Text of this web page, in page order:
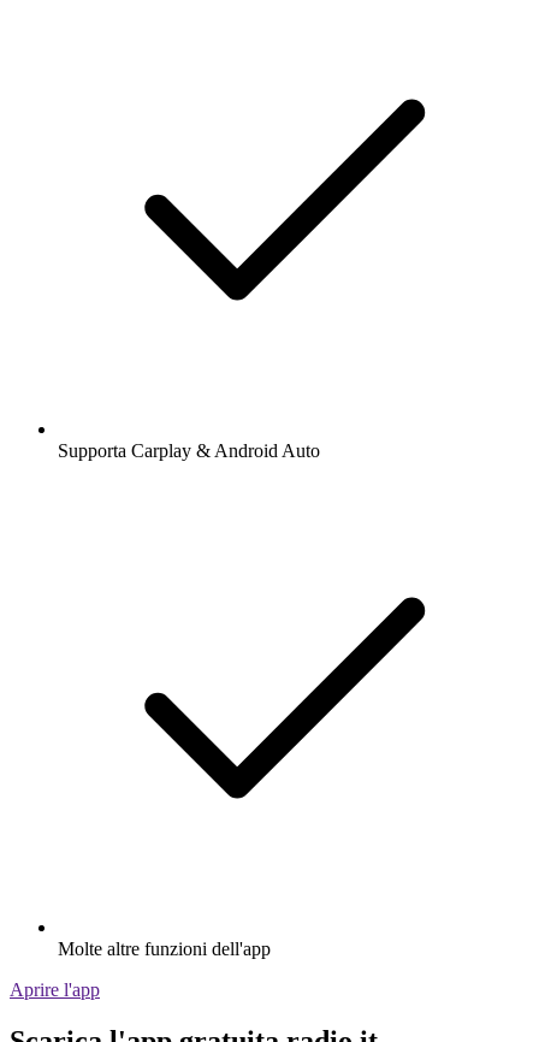
Supporta Carplay & Android Auto
Molte altre funzioni dell'app
Aprire l'app